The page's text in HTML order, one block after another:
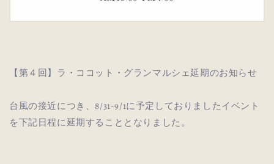
【第４回】ラ・ココット・グランマルシェ延期のお知らせ
台風の接近につき、8/31-9/1に予定しておりましたイベント
を下記日程に延期することとなりました。